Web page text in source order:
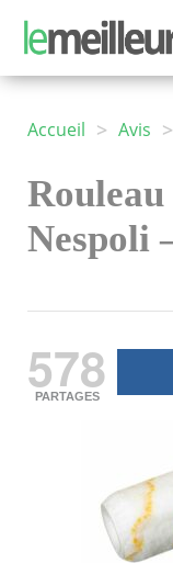
Accueil > Avis >
Nespoli
578
PARTAGES